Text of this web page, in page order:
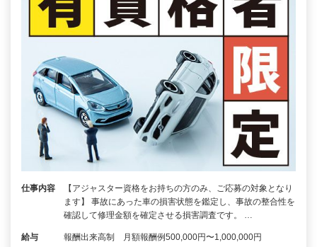
仕事内容
【アジャスター資格をお持ちの方のみ、ご応募の対象となり
ます】 事故にあった車の損害状態を鑑定し、事故の整合性を
確認して修理金額を確定させる損害調査です。 …
給与 報酬出来高制 月額報酬例500,000円〜1,000,000円